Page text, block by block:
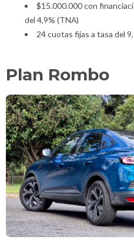
$15.000.000 con
del 4,9% (TNA)
24 cuotas fijas a tasa del
Plan Rombo